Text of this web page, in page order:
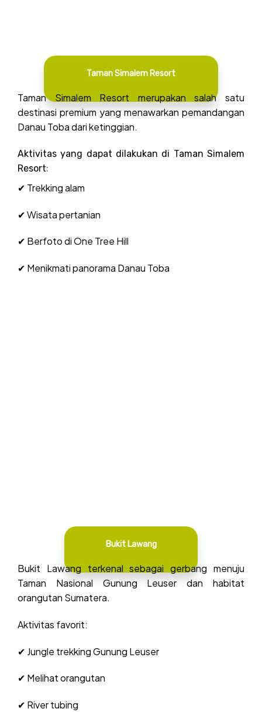
Taman Simalem Resort
Taman Simalem Resort merupakan salah satu
destinasi premium yang menawarkan pemandangan
Danau Toba dari ketinggian.
Aktivitas yang dapat dilakukan di Taman Simalem
Resort:
✔ Trekking alam
✔ Wisata pertanian
✔ Berfoto di One Tree Hill
✔ Menikmati panorama Danau Toba
Bukit Lawang
Bukit Lawang terkenal sebagai gerbang menuju
Taman Nasional Gunung Leuser dan habitat
orangutan Sumatera.
Aktivitas favorit:
✔ Jungle trekking Gunung Leuser
✔ Melihat orangutan
✔ River tubing